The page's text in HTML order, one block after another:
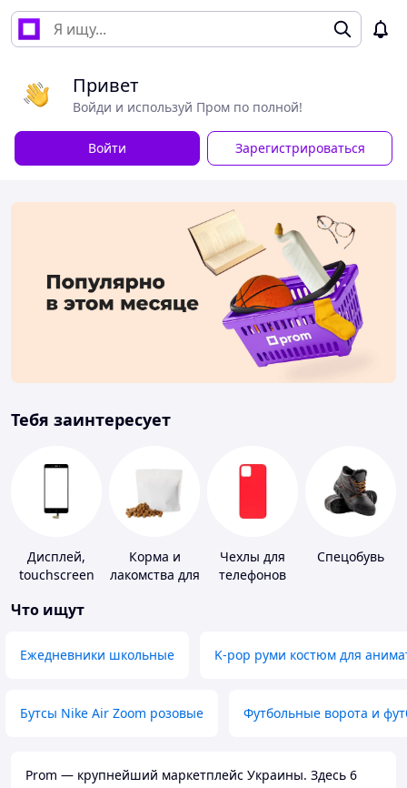
Привет
Войди и используй Пром по полной!
Войти Зарегистрироваться
Тебя заинтересует
Дисплей,
touchscreen
телефонов
Корма и
лакомства для
Чехлы для
телефонов
Спецобувь
Что ищут
Ежедневники школьные K-pop руми костюм для
Бутсы Nike Air Zoom розовые Футбольные ворота и
Prom — крупнейший маркетплейс Украины. Здесь 6